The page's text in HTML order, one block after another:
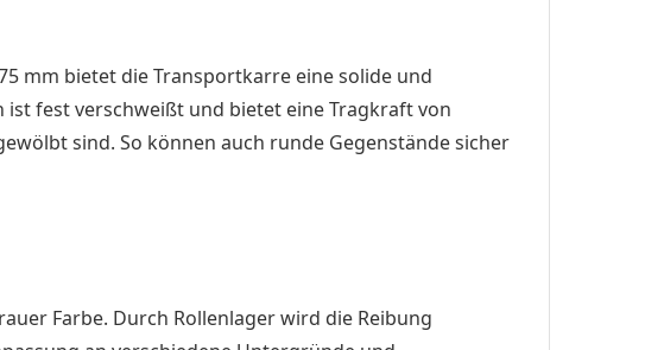
mm bietet die Transportkarre eine solide und
ist fest verschweißt und bietet eine Tragkraft von
sind. So können auch runde Gegenstände sicher
Farbe. Durch Rollenlager wird die Reibung